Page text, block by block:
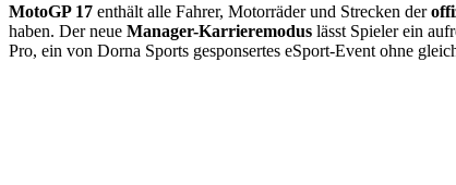
MotoGP 17 enthält alle Fahrer, Motorräder und Strecken der
haben. Der neue Manager-Karrieremodus lässt Spieler ein
Pro, ein von Dorna Sports gesponsertes eSport-Event ohne